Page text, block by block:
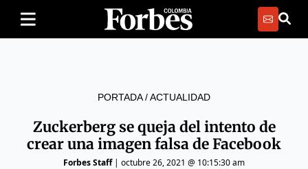
PORTADA/ACTUALIDAD
Zuckerberg se queja del intento de
crear una imagen falsa de Facebook
Forbes Staff| octubre 26, 2021 @ 10:15:30 am